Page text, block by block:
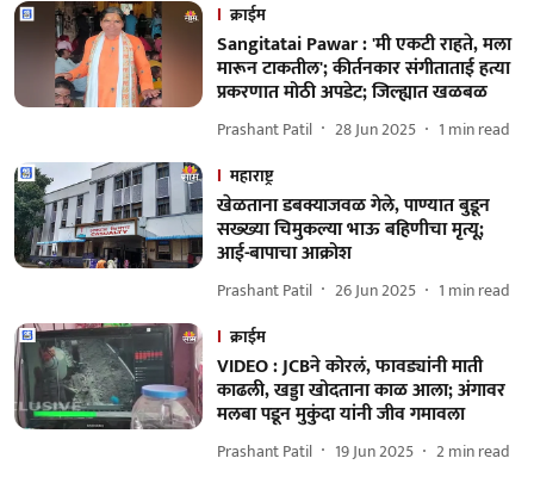
क्राईम
Sangitatai Pawar : 'मी एकटी राहते, मला
मारून टाकतील'; कीर्तनकार संगीताताई हत्या
प्रकरणात मोठी अपडेट; जिल्ह्यात खळबळ
Prashant Patil 28 Jun 2025 1 min read
महाराष्ट्र
खेळताना डबक्याजवळ गेले, पाण्यात बुडून
सख्ख्या चिमुकल्या भाऊ बहिणीचा मृत्यू;
आई-बापाचा आक्रोश
Prashant Patil 26 Jun 2025 1 min read
क्राईम
VIDEO : JCBने कोरलं, फावड्यांनी माती
काढली, खड्डा खोदताना काळ आला; अंगावर
मलबा पडून मुकुंदा यांनी जीव गमावला
Prashant Patil 19 Jun 2025 2min read